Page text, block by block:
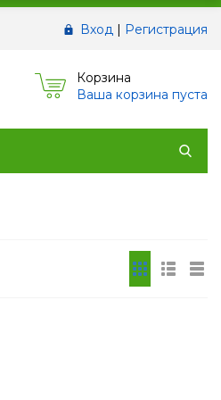
Вход | Регистрация
Корзина
Ваша корзина пуста